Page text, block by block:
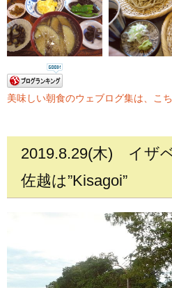
美味しい朝食のウェブログ集は、こち
2019.8.29(木) イザ
佐越は”Kisagoi”